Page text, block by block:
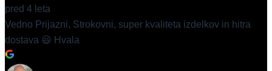
pred 4 leta
Vedno Prijazni, Strokovni, super kvaliteta izdelkov in hitra
dostava 😃 Hvala